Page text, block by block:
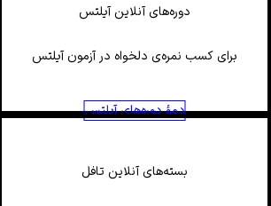
دوره‌های آنلاین آیلتس
برای کسب نمره‌ی دلخواه در آزمون آیلتس
دمؤ دوره‌های آیلتس
بسته‌های آنلاین تافل